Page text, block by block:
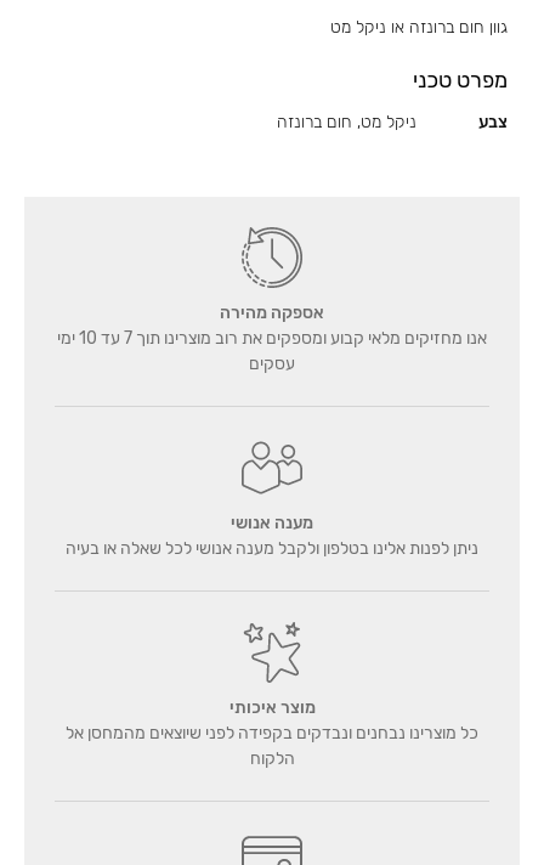
גוון חום ברונזה או ניקל מט
מפרט טכני
צבע ניקל מט, חום ברונזה
אספקה מהירה
אנו מחזיקים מלאי קבוע ומספקים את רוב מוצרינו תוך 7 עד 10 ימי
עסקים
מענה אנושי
ניתן לפנות אלינו בטלפון ולקבל מענה אנושי לכל שאלה או בעיה
מוצר איכותי
כל מוצרינו נבחנים ונבדקים בקפידה לפני שיוצאים מהמחסן אל
הלקוח